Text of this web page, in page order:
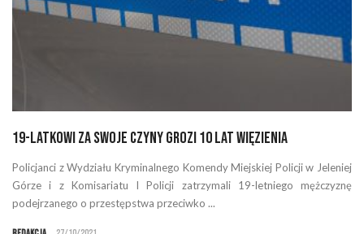
19-latkowi za swoje czyny grozi 10 lat więzienia
Policjanci z Wydziału Kryminalnego Komendy Miejskiej Policji w Jeleniej
Górze i z Komisariatu I Policji zatrzymali 19-letniego mężczyznę
podejrzanego o przestępstwa przeciwko ...